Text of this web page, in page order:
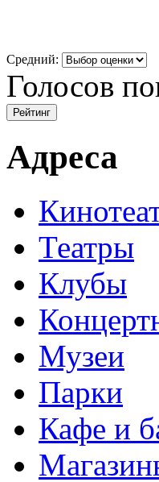
Средний:
Голосов
Адреса
Театры
Клубы
Музеи
Парки
Кафе и